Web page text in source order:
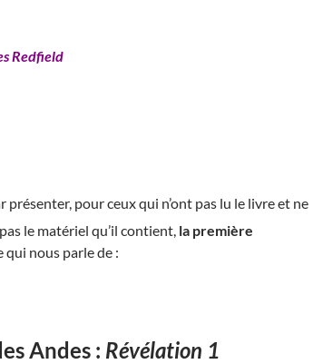
Redfield
présenter, pour ceux qui n’ont pas lu le livre et ne
le matériel qu’il contient, la première
qui nous parle de :
Andes : Révélation 1